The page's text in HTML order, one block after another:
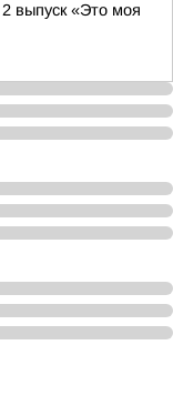
выпуск «Это моя